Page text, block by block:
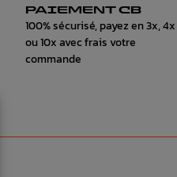
PAIEMENT CB
100% sécurisé, payez en 3x, 4x
ou 10x avec frais votre
commande